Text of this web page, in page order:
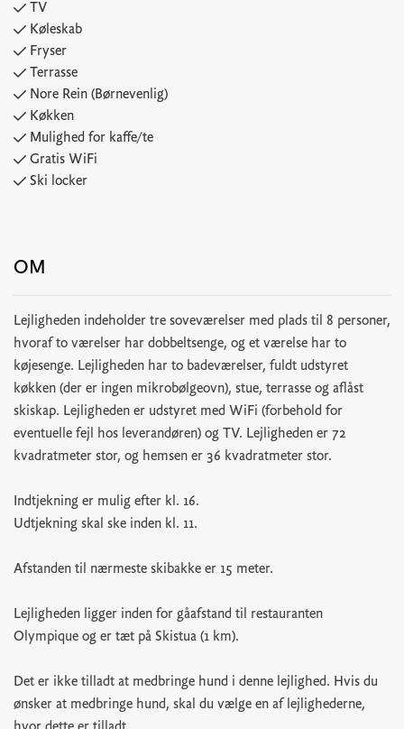
TV
Køleskab
Fryser
Terrasse
Nore Rein (Børnevenlig)
Køkken
Mulighed for kaffe/te
Gratis WiFi
Ski locker
OM
Lejligheden indeholder tre soveværelser med plads til 8 personer,
hvoraf to værelser har dobbeltsenge, og et værelse har to
køjesenge. Lejligheden har to badeværelser, fuldt udstyret
køkken (der er ingen mikrobølgeovn), stue, terrasse og aflåst
skiskap. Lejligheden er udstyret med WiFi (forbehold for
eventuelle fejl hos leverandøren) og TV. Lejligheden er 72
kvadratmeter stor, og hemsen er 36 kvadratmeter stor.
Indtjekning er mulig efter kl. 16.
Udtjekning skal ske inden kl. 11.
Afstanden til nærmeste skibakke er 15 meter.
Lejligheden ligger inden for gåafstand til restauranten
Olympique og er tæt på Skistua (1 km).
Det er ikke tilladt at medbringe hund i denne lejlighed. Hvis du
ønsker at medbringe hund, skal du vælge en af lejlighederne,